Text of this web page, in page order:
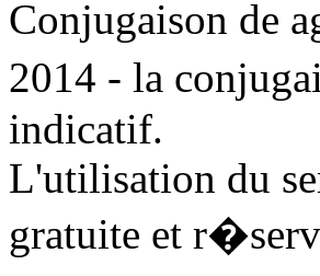
Conjugaison de
2014 - la
indicatif.
L'utilisation du
gratuite et